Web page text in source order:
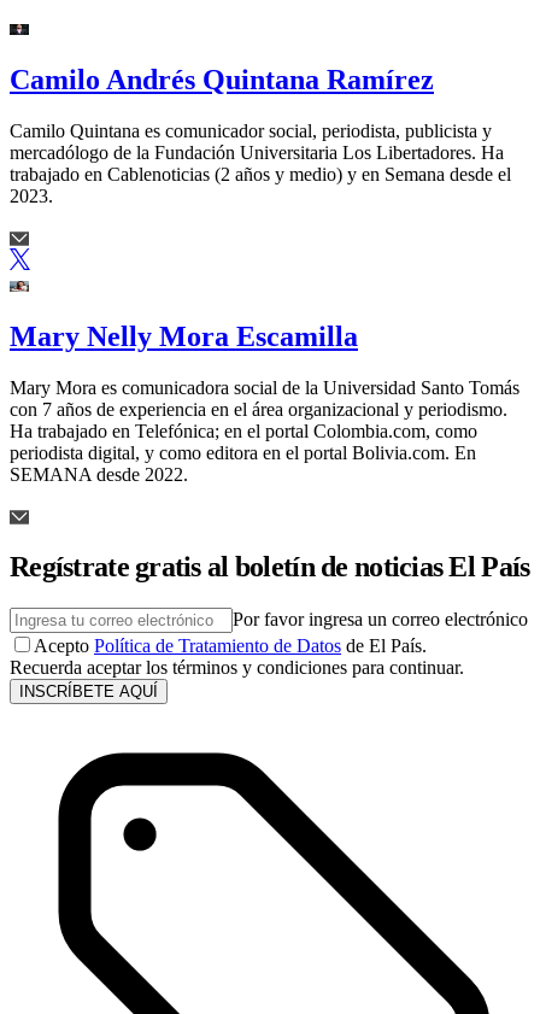
Camilo Andrés Quintana Ramírez
Camilo Quintana es comunicador social, periodista, publicista y
mercadólogo de la Fundación Universitaria Los Libertadores. Ha
trabajado en Cablenoticias (2 años y medio) y en Semana desde el
2023.
Mary Nelly Mora Escamilla
Mary Mora es comunicadora social de la Universidad Santo Tomás
con 7 años de experiencia en el área organizacional y periodismo.
Ha trabajado en Telefónica; en el portal Colombia.com, como
periodista digital, y como editora en el portal Bolivia.com. En
SEMANA desde 2022.
Regístrate gratis al boletín de noticias El País
Por favor ingresa un correo electrónico
Acepto Política de Tratamiento de Datos de El País.
Recuerda aceptar los términos y condiciones para continuar.
INSCRÍBETE AQUÍ